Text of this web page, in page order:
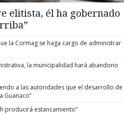
elitista, él ha gobernado
la Cormag se haga cargo de administrar
la municipalidad hará abandono
a las autoridades que el desarrollo de
Guanaco”
producirá estancamiento”